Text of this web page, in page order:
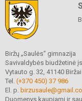
Biržų „Saulės“ gimnazija
Savivaldybės biudžetinė
Vytauto g. 32, 41140 Biržai
Tel. (+370 450) 37 986
El. p.
Duomenys kaupiami ir